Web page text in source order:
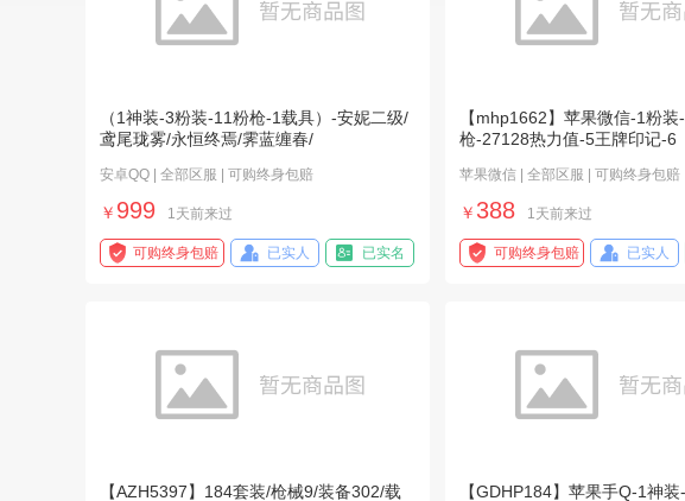
（1神装-3粉装-11粉枪-1载具）-安妮二级/
鸢尾珑雾/永恒终焉/霁蓝缠春/
安卓QQ | 全部区服 | 可购终身包赔
￥ 999 1天前来过
可购终身包赔 已实人 已实名
【mhp1662】苹果微信-1粉装
枪-27128热力值-5王牌印记-6
苹果微信 | 全部区服 | 可购终身包赔
￥ 388 1天前来过
可购终身包赔 已实人
【AZH5397】184套装/枪械9/装备302/载
【GDHP184】苹果手Q-1神